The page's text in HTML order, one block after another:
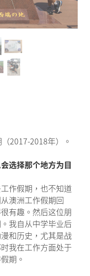
2017-2018年）。
选择那个地方为目
作假期，也不知道
澳洲工作假期回
有趣。然后这位朋
我自从中学毕业后
和历史，尤其是战
我在工作方面处于
期。